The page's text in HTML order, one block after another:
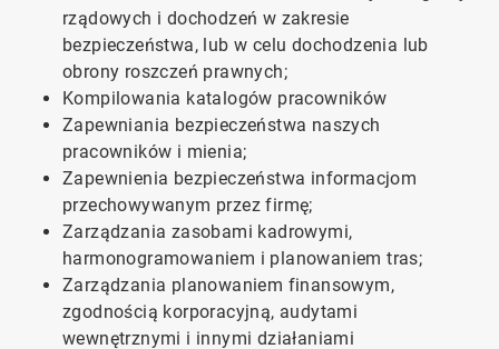
rządowych i dochodzeń w zakresie
bezpieczeństwa, lub w celu dochodzenia lub
obrony roszczeń prawnych;
Kompilowania katalogów pracowników
Zapewniania bezpieczeństwa naszych
pracowników i mienia;
Zapewnienia bezpieczeństwa informacjom
przechowywanym przez firmę;
Zarządzania zasobami kadrowymi,
harmonogramowaniem i planowaniem tras;
Zarządzania planowaniem finansowym,
zgodnością korporacyjną, audytami
wewnętrznymi i innymi działaniami